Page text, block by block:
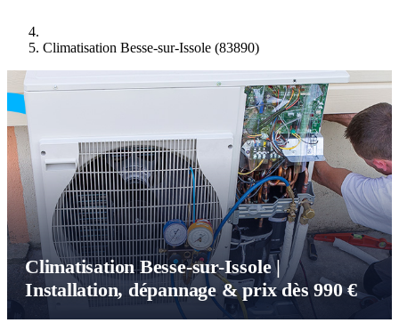
Climatisation Besse-sur-Issole (83890)
Climatisation Besse-sur-Issole |
Installation, dépannage & prix dès 990 €